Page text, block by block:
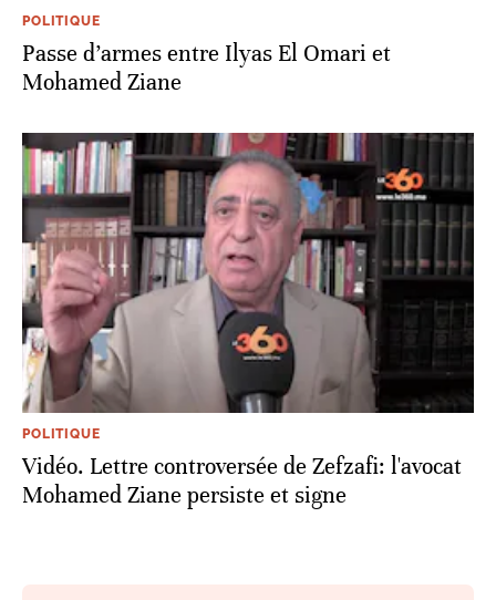
POLITIQUE
Passe d’armes entre Ilyas El Omari et
Mohamed Ziane
POLITIQUE
Vidéo. Lettre controversée de Zefzafi: l'avocat
Mohamed Ziane persiste et signe